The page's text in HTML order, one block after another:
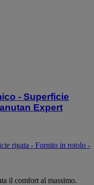
- Superficie
Expert
rigata - Fornito in rotolo -
il comfort al massimo.